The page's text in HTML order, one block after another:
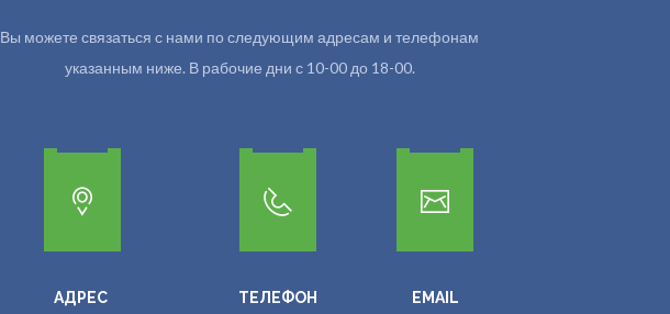
Вы можете связаться с нами по следующим адресам и телефонам
указанным ниже. В рабочие дни с 10-00 до 18-00.
АДРЕС ТЕЛЕФОН EMAIL